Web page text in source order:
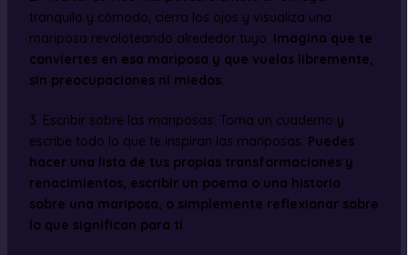
tranquilo y cómodo, cierra los ojos y visualiza una
mariposa revoloteando alrededor tuyo. Imagina que te
conviertes en esa mariposa y que vuelas libremente,
sin preocupaciones ni miedos.
3. Escribir sobre las mariposas: Toma un cuaderno y
escribe todo lo que te inspiran las mariposas. Puedes
hacer una lista de tus propias transformaciones y
renacimientos, escribir un poema o una historia
sobre una mariposa, o simplemente reflexionar sobre
lo que significan para ti.